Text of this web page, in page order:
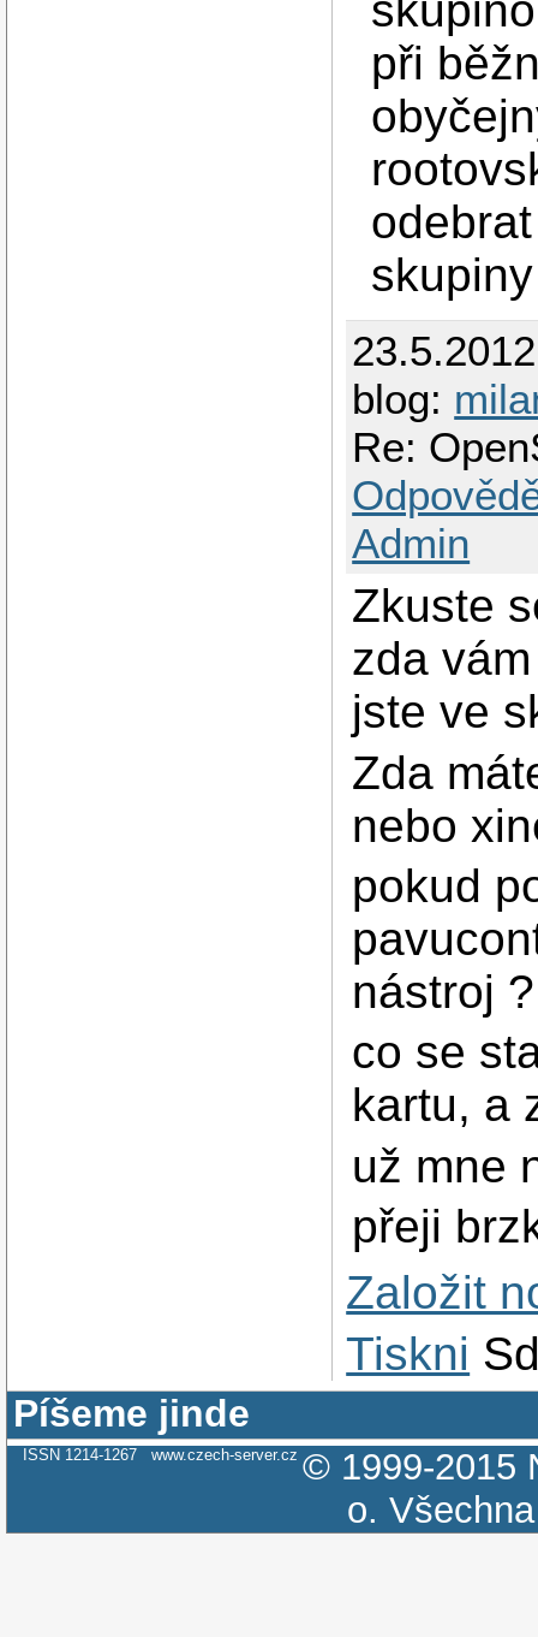
při
blog:
Re:
Admin
Zkuste
zda
jste ve
Zda
nebo
pokud
nástroj ?
co se
kartu, a
už mne
přeji
Založit
Tiskni
Píšeme jinde
ISSN 1214-1267 www.czech-server.cz © 1999-2015
o.